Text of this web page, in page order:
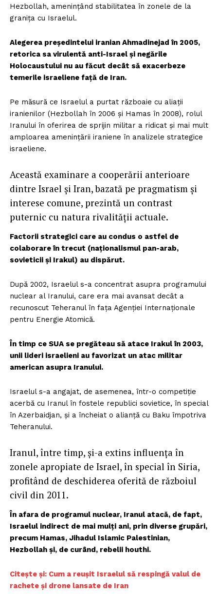
Hezbollah, amenințând stabilitatea în zonele de la
granița cu Israelul.
Alegerea președintelui iranian Ahmadinejad în 2005,
retorica sa virulentă anti-Israel și negările
Holocaustului nu au făcut decât să exacerbeze
temerile israeliene față de Iran.
Pe măsură ce Israelul a purtat războaie cu aliații
iranienilor (Hezbollah în 2006 și Hamas în 2008), rolul
Iranului în oferirea de sprijin militar a ridicat și mai mult
amploarea amenințării iraniene în analizele strategice
israeliene.
Această examinare a cooperării anterioare
dintre Israel și Iran, bazată pe pragmatism și
interese comune, prezintă un contrast
puternic cu natura rivalității actuale.
Factorii strategici care au condus o astfel de
colaborare în trecut (naționalismul pan-arab,
sovieticii și Irakul) au dispărut.
După 2002, Israelul s-a concentrat asupra programului
nuclear al Iranului, care era mai avansat decât a
recunoscut Teheranul în fața Agenției Internaționale
pentru Energie Atomică.
În timp ce SUA se pregăteau să atace Irakul în 2003,
unii lideri israelieni au favorizat un atac militar
american asupra Iranului.
Israelul s-a angajat, de asemenea, într-o competiție
acerbă cu Iranul în fostele republici sovietice, în special
în Azerbaidjan, și a încheiat o alianță cu Baku împotriva
Teheranului.
Iranul, între timp, și-a extins influența în
zonele apropiate de Israel, în special în Siria,
profitând de deschiderea oferită de războiul
civil din 2011.
În afara de programul nuclear, Iranul atacă, de fapt,
Israelul indirect de mai mulți ani, prin diverse grupări,
precum Hamas, Jihadul Islamic Palestinian,
Hezbollah și, de curând, rebelii houthi.
Citește și: Cum a reușit Israelul să respingă valul de
rachete și drone lansate de Iran